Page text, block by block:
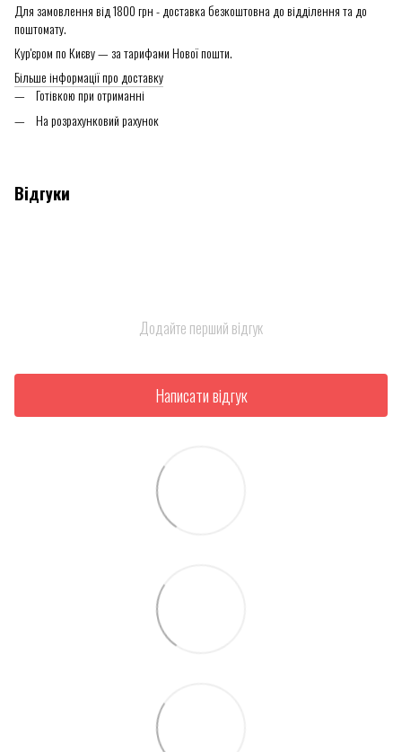
Для замовлення від 1800 грн - доставка безкоштовна до відділення та до
поштомату.
Кур'єром по Києву — за тарифами Нової пошти.
Більше інформації про доставку
Готівкою при отриманні
На розрахунковий рахунок
Відгуки
Додайте перший відгук
Написати відгук